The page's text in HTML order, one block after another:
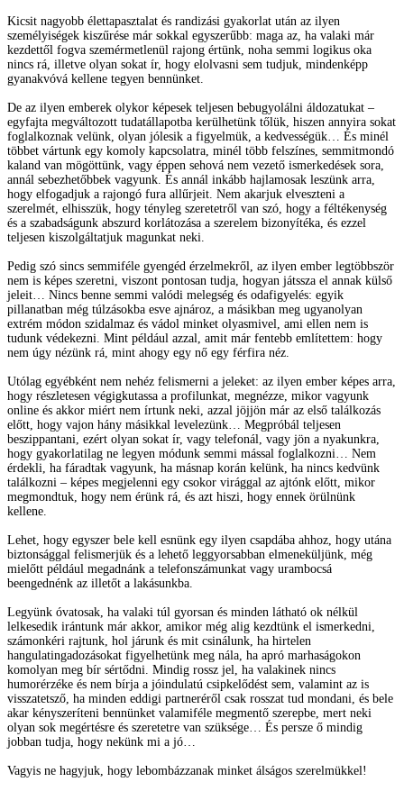
Kicsit nagyobb élettapasztalat és randizási gyakorlat után az ilyen
személyiségek kiszűrése már sokkal egyszerűbb: maga az, ha valaki már
kezdettől fogva szemérmetlenül rajong értünk, noha semmi logikus oka
nincs rá, illetve olyan sokat ír, hogy elolvasni sem tudjuk, mindenképp
gyanakvóvá kellene tegyen bennünket.
De az ilyen emberek olykor képesek teljesen bebugyolálni áldozatukat –
egyfajta megváltozott tudatállapotba kerülhetünk tőlük, hiszen annyira sokat
foglalkoznak velünk, olyan jólesik a figyelmük, a kedvességük… És minél
többet vártunk egy komoly kapcsolatra, minél több felszínes, semmitmondó
kaland van mögöttünk, vagy éppen sehová nem vezető ismerkedések sora,
annál sebezhetőbbek vagyunk. És annál inkább hajlamosak leszünk arra,
hogy elfogadjuk a rajongó fura allűrjeit. Nem akarjuk elveszteni a
szerelmét, elhisszük, hogy tényleg szeretetről van szó, hogy a féltékenység
és a szabadságunk abszurd korlátozása a szerelem bizonyítéka, és ezzel
teljesen kiszolgáltatjuk magunkat neki.
Pedig szó sincs semmiféle gyengéd érzelmekről, az ilyen ember legtöbbször
nem is képes szeretni, viszont pontosan tudja, hogyan játssza el annak külső
jeleit… Nincs benne semmi valódi melegség és odafigyelés: egyik
pillanatban még túlzásokba esve ajnároz, a másikban meg ugyanolyan
extrém módon szidalmaz és vádol minket olyasmivel, ami ellen nem is
tudunk védekezni. Mint például azzal, amit már fentebb említettem: hogy
nem úgy nézünk rá, mint ahogy egy nő egy férfira néz.
Utólag egyébként nem nehéz felismerni a jeleket: az ilyen ember képes arra,
hogy részletesen végigkutassa a profilunkat, megnézze, mikor vagyunk
online és akkor miért nem írtunk neki, azzal jöjjön már az első találkozás
előtt, hogy vajon hány másikkal levelezünk… Megpróbál teljesen
beszippantani, ezért olyan sokat ír, vagy telefonál, vagy jön a nyakunkra,
hogy gyakorlatilag ne legyen módunk semmi mással foglalkozni… Nem
érdekli, ha fáradtak vagyunk, ha másnap korán kelünk, ha nincs kedvünk
találkozni – képes megjelenni egy csokor virággal az ajtónk előtt, mikor
megmondtuk, hogy nem érünk rá, és azt hiszi, hogy ennek örülnünk
kellene.
Lehet, hogy egyszer bele kell esnünk egy ilyen csapdába ahhoz, hogy utána
biztonsággal felismerjük és a lehető leggyorsabban elmeneküljünk, még
mielőtt például megadnánk a telefonszámunkat vagy urambocsá
beengednénk az illetőt a lakásunkba.
Legyünk óvatosak, ha valaki túl gyorsan és minden látható ok nélkül
lelkesedik irántunk már akkor, amikor még alig kezdtünk el ismerkedni,
számonkéri rajtunk, hol járunk és mit csinálunk, ha hirtelen
hangulatingadozásokat figyelhetünk meg nála, ha apró marhaságokon
komolyan meg bír sértődni. Mindig rossz jel, ha valakinek nincs
humorérzéke és nem bírja a jóindulatú csipkelődést sem, valamint az is
visszatetsző, ha minden eddigi partneréről csak rosszat tud mondani, és bele
akar kényszeríteni bennünket valamiféle megmentő szerepbe, mert neki
olyan sok megértésre és szeretetre van szüksége… És persze ő mindig
jobban tudja, hogy nekünk mi a jó…
Vagyis ne hagyjuk, hogy lebombázzanak minket álságos szerelmükkel!